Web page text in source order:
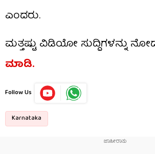
ಎಂದರು.
ಮತ್ತಷ್ಟು ವಿಡಿಯೋ ಸುದ್ದಿಗಳನ್ನು
ಮಾಡಿ.
Follow Us
Karnataka